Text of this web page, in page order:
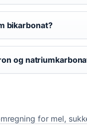
bikarbonat?
og
for mel,